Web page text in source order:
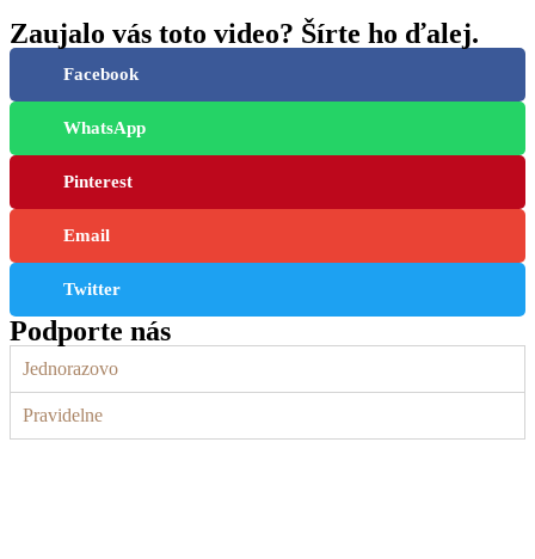
Zaujalo vás toto video? Šírte ho ďalej.
Facebook
WhatsApp
Pinterest
Email
Twitter
Podporte nás
Jednorazovo
Pravidelne